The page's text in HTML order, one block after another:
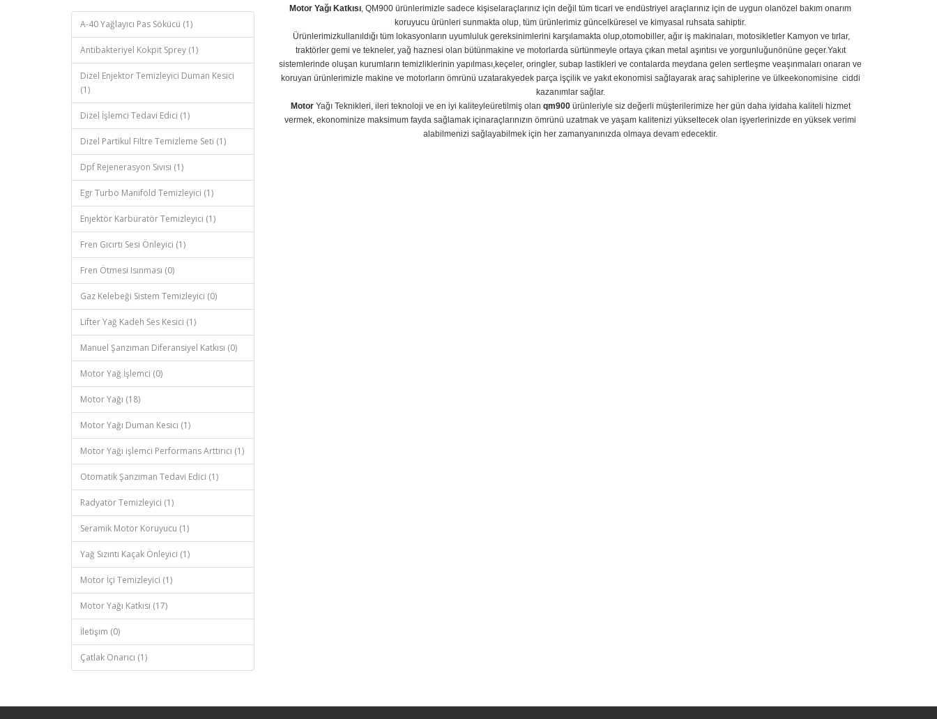
A-40 Yağlayıcı Pas Sökücü (1)
Antibakteriyel Kokpit Sprey (1)
Dizel Enjektor Temizleyici Duman Kesici
(1)
Dizel İşlemci Tedavi Edici (1)
Dizel Partikul Filtre Temizleme Seti (1)
Dpf Rejenerasyon Sıvısı (1)
Egr Turbo Manifold Temizleyici (1)
Enjektör Karbüratör Temizleyici (1)
Fren Gıcırtı Sesi Önleyici (1)
Fren Ötmesi Isınması (0)
Gaz Kelebeği Sistem Temizleyici (0)
Lifter Yağ Kadeh Ses Kesici (1)
Manuel Şanzıman Diferansiyel Katkısı (0)
Motor Yağ İşlemci (0)
Motor Yağı (18)
Motor Yağı Duman Kesici (1)
Motor Yağı işlemci Performans Arttırıcı (1)
Otomatik Şanzıman Tedavi Edici (1)
Radyatör Temizleyici (1)
Seramik Motor Koruyucu (1)
Yağ Sızıntı Kaçak Önleyici (1)
Motor İçi Temizleyici (1)
Motor Yağı Katkısı (17)
İletişim (0)
Çatlak Onarıcı (1)
Motor Yağı Katkısı, QM900 ürünlerimizle sadece kişiselaraçlarınız için değil tüm ticari ve endüstriyel araçlarınız için de uygun olanözel bakım onarım
koruyucu ürünleri sunmakta olup, tüm ürünlerimiz güncelküresel ve kimyasal ruhsata sahiptir.
Ürünlerimizkullanıldığı tüm lokasyonların uyumluluk gereksinimlerini karşılamakta olup,otomobiller, ağır iş makinaları, motosikletler Kamyon ve tırlar,
traktörler gemi ve tekneler, yağ haznesi olan bütünmakine ve motorlarda sürtünmeyle ortaya çıkan metal aşıntısı ve yorgunluğunönüne geçer.Yakıt
sistemlerinde oluşan kurumların temizliklerinin yapılması,keçeler, oringler, subap lastikleri ve contalarda meydana gelen sertleşme veaşınmaları onaran ve
koruyan ürünlerimizle makine ve motorların ömrünü uzatarakyedek parça işçilik ve yakıt ekonomisi sağlayarak araç sahiplerine ve ülkeekonomisine ciddi
kazanımlar sağlar.
MotorYağı Teknikleri, ileri teknoloji ve en iyi kaliteyleüretilmiş olan qm900ürünleriyle siz değerli müşterilerimize her gün daha iyidaha kaliteli hizmet
vermek, ekonominize maksimum fayda sağlamak içinaraçlarınızın ömrünü uzatmak ve yaşam kalitenizi yükseltecek olan işyerlerinizde en yüksek verimi
alabilmenizi sağlayabilmek için her zamanyanınızda olmaya devam edecektir.